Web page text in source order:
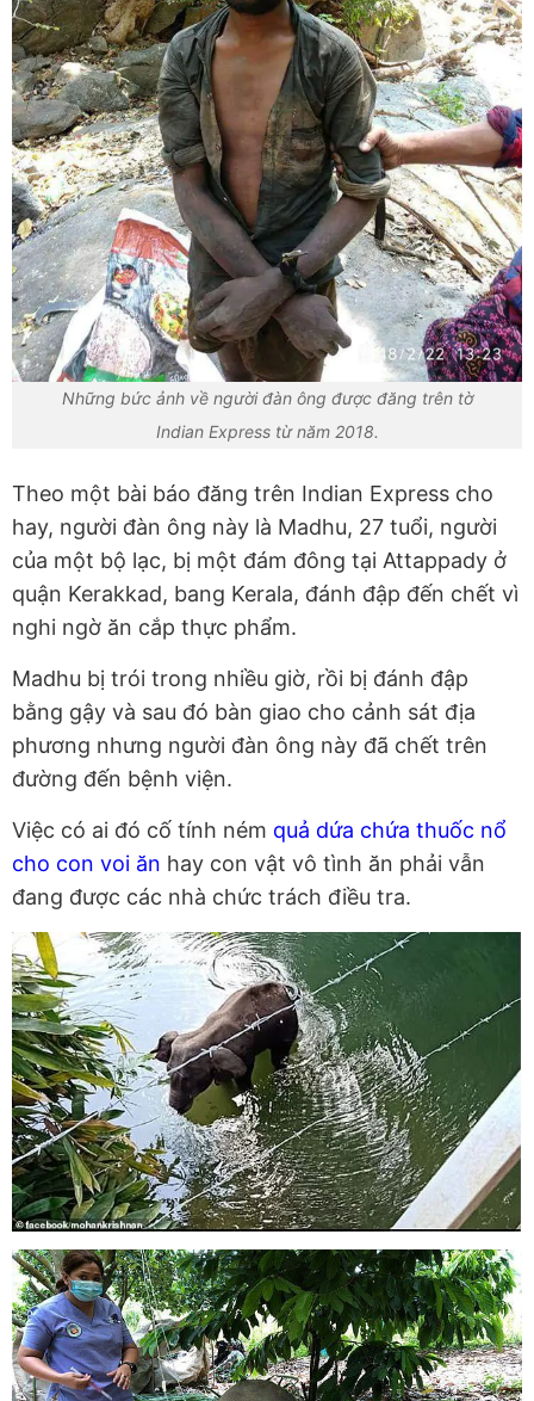
Những bức ảnh về người đàn ông được đăng trên tờ
Indian Express từ năm 2018.
Theo một bài báo đăng trên Indian Express cho
hay, người đàn ông này là Madhu, 27 tuổi, người
của một bộ lạc, bị một đám đông tại Attappady ở
quận Kerakkad, bang Kerala, đánh đập đến chết vì
nghi ngờ ăn cắp thực phẩm.
Madhu bị trói trong nhiều giờ, rồi bị đánh đập
bằng gậy và sau đó bàn giao cho cảnh sát địa
phương nhưng người đàn ông này đã chết trên
đường đến bệnh viện.
Việc có ai đó cố tính ném quả dứa chứa thuốc nổ
cho con voi ăn hay con vật vô tình ăn phải vẫn
đang được các nhà chức trách điều tra.